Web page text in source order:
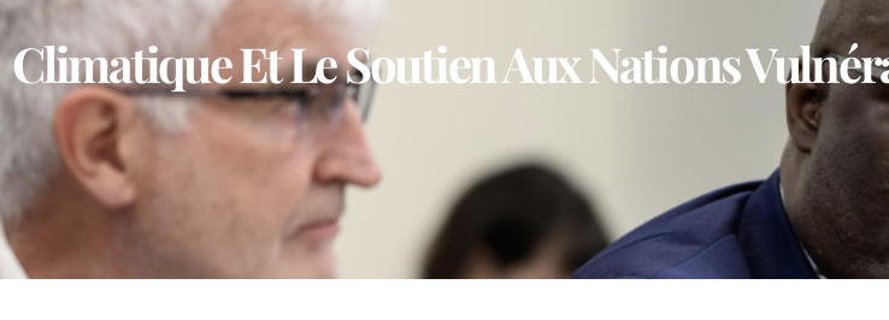
Climatique Et Le Soutien Aux Nations